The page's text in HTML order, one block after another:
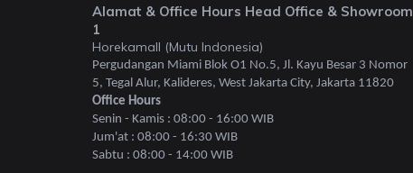
Alamat & Office Hours Head Office & Showroom
1
Horekamall (Mutu Indonesia)
Pergudangan Miami Blok O1 No.5, Jl. Kayu Besar 3 Nomor
5, Tegal Alur, Kalideres, West Jakarta City, Jakarta 11820
Office Hours
Senin - Kamis : 08:00 - 16:00 WIB
Jum'at : 08:00 - 16:30 WIB
Sabtu : 08:00 - 14:00 WIB